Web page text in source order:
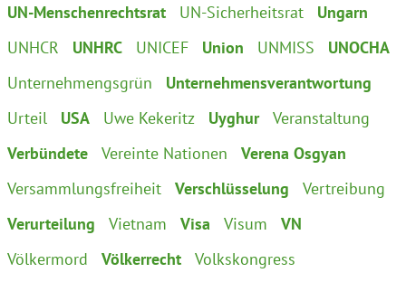
UN-Menschenrechtsrat
UN-Sicherheitsrat
Ungarn
UNHCR
UNHRC UNICEF Union UNMISS
UNOCHA
Unternehmengsgrün
Unternehmensverantwortung
Urteil
USA Uwe Kekeritz Uyghur
Veranstaltung
Verbündete
Vereinte Nationen
Verena Osgyan
Versammlungsfreiheit
Verschlüsselung
Vertreibung
Verurteilung
Vietnam Visa Visum
VN
Völkermord
Völkerrecht
Volkskongress